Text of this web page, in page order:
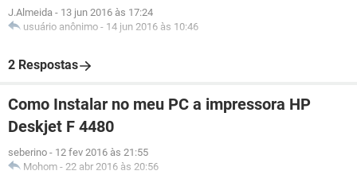
J.Almeida - 13 jun 2016 às 17:24
usuário anônimo - 14 jun 2016 às 10:46
2 Respostas
Como Instalar no meu PC a impressora HP
Deskjet F 4480
seberino - 12 fev 2016 às 21:55
Mohom - 22 abr 2016 às 20:56